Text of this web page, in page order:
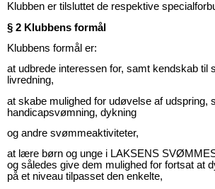
Klubben er tilsluttet de respektive
§ 2 Klubbens formål
Klubbens formål er:
at udbrede interessen for, samt kendskab til
livredning,
at skabe mulighed for udøvelse af udspring,
handicapsvømning, dykning
og andre svømmeaktiviteter,
at lære børn og unge i LAKSENS
og således give dem mulighed for fortsat at
på et niveau tilpasset den enkelte,